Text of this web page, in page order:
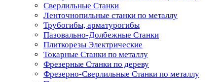
Сверлильные Станки
Ленточнопильные станки по металлу
Трубогибы, арматурогибы
Пазовально-Долбежные Станки
Плиткорезы Электрические
Токарные Станки по металлу
Фрезерные Станки по дереву
Фрезерно-Сверлильные Станки по металлу